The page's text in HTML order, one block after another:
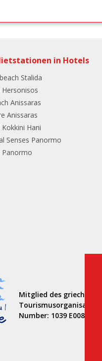
in Hotels
Stalida
Hersonisos
Anissaras
Anissaras
Hani
Senses Panormo
Panormo
Mitglied des griechischen
Tourismusorganisation
Number: 1039 E008 100